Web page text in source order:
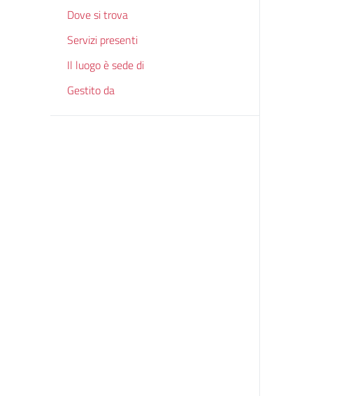
Dove si trova
Servizi presenti
Il luogo è sede di
Gestito da